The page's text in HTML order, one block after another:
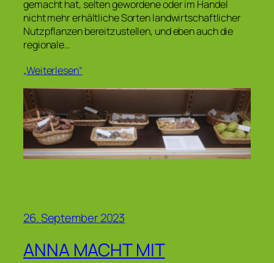
gemacht hat, selten gewordene oder im Handel
nicht mehr erhältliche Sorten landwirtschaftlicher
Nutzpflanzen bereitzustellen, und eben auch die
regionale…
„Weiterlesen“
26. September 2023
ANNA MACHT MIT